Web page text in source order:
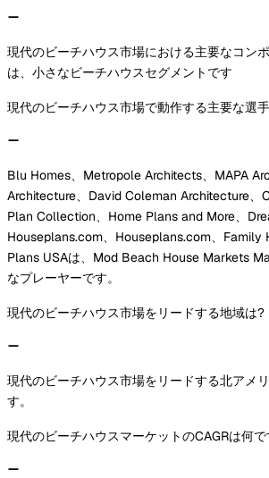
現代のビーチハウス市場における主要なコン
は、小さなビーチハウスセグメントです
現代のビーチハウス市場で動作する主要な選
Blu Homes、Metropole Architects、MAPA
Architecture、David Coleman Architecture、
Plan Collection、Home Plans and More、
Houseplans.com、Houseplans.com、Family
Plans USAは、Mod Beach House Markets
なプレーヤーです。
現代のビーチハウス市場をリードする地域は?
現代のビーチハウス市場をリードする北アメ
す。
現代のビーチハウスマーケットのCAGRは何